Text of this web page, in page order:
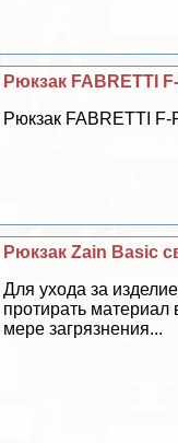
Рюкзак FABRETTI
Рюкзак FABRETTI
Рюкзак Zain Basic
Для ухода за
протирать
мере загрязнения...